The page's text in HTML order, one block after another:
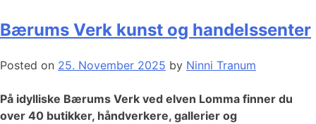
Bærums Verk kunst og handelssenter
Posted on 25. November 2025 by Ninni Tranum
På idylliske Bærums Verk ved elven Lomma finner du
over 40 butikker, håndverkere, gallerier og